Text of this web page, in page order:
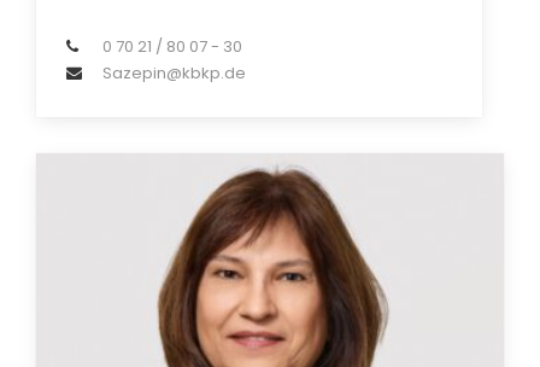
0 70 21 / 80 07 - 30
Sazepin@kbkp.de